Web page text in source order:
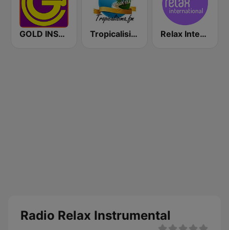
GOLD INSTRUMENTAL Tropicalisima.fm Instrumental Relax International
Radio Relax Instrumental